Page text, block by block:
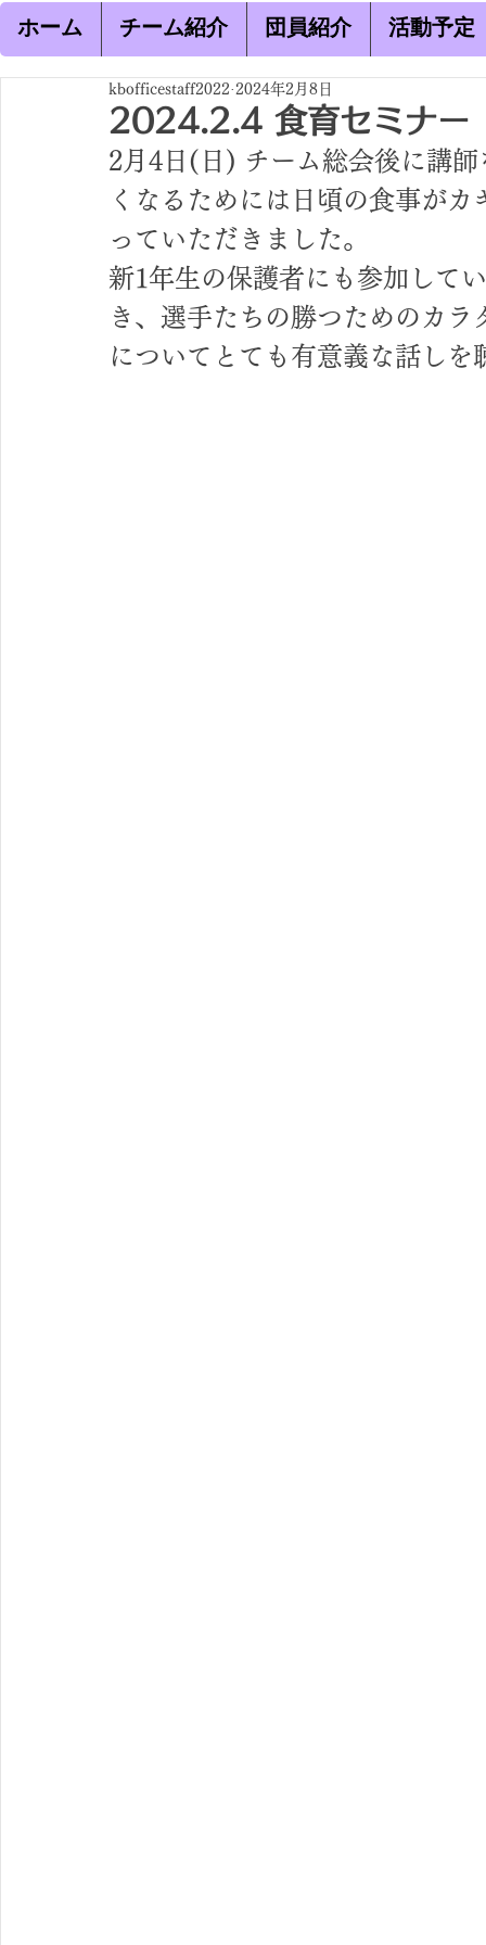
ホーム チーム紹介 団員紹介 活動予定
2024.2.4 食育セミナー
kbofficestaff2022 2024年2月8日
2月4日(日) チーム総会後に講
くなるためには日頃の食事が
っていただきました。
新1年生の保護者にも参加して
き、選手たちの勝つためのカ
についてとても有意義な話し